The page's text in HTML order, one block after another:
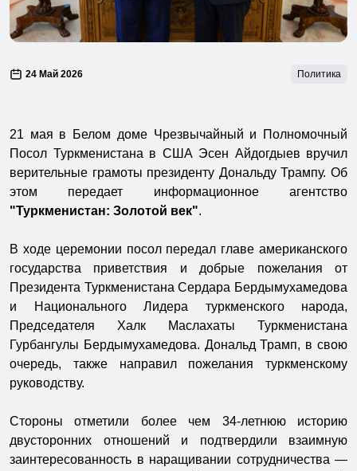
24 Май 2026 Политика
21 мая в Белом доме Чрезвычайный и Полномочный
Посол Туркменистана в США Эсен Айдогдыев вручил
верительные грамоты президенту Дональду Трампу. Об
этом передает информационное агентство
"Туркменистан: Золотой век".
В ходе церемонии посол передал главе американского
государства приветствия и добрые пожелания от
Президента Туркменистана Сердара Бердымухамедова
и Национального Лидера туркменского народа,
Председателя Халк Маслахаты Туркменистана
Гурбангулы Бердымухамедова. Дональд Трамп, в свою
очередь, также направил пожелания туркменскому
руководству.
Стороны отметили более чем 34-летнюю историю
двусторонних отношений и подтвердили взаимную
заинтересованность в наращивании сотрудничества —